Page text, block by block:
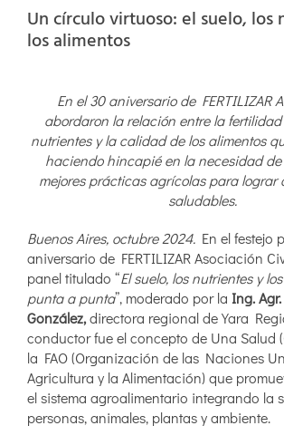
Un círculo virtuoso: el suelo, los
los alimentos
En el 30 aniversario de FERTILIZAR
abordaron la relación entre la fertilidad
nutrientes y la calidad de los alimentos
haciendo hincapié en la necesidad
mejores prácticas agrícolas para lograr
saludables.
Buenos Aires, octubre 2024. En el festejo
aniversario de FERTILIZAR Asociación
panel titulado “El suelo, los nutrientes y
punta a punta”, moderado por la Ing.
González,directora regional de Yara
conductor fue el concepto de Una Salud
la FAO (Organización de las Naciones
Agricultura y la Alimentación) que
el sistema agroalimentario integrando la
personas, animales, plantas y ambiente.